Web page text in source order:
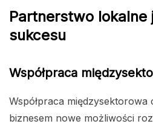
Partnerstwo lokalne
sukcesu
Współpraca
Współpraca
biznesem nowe możliwości